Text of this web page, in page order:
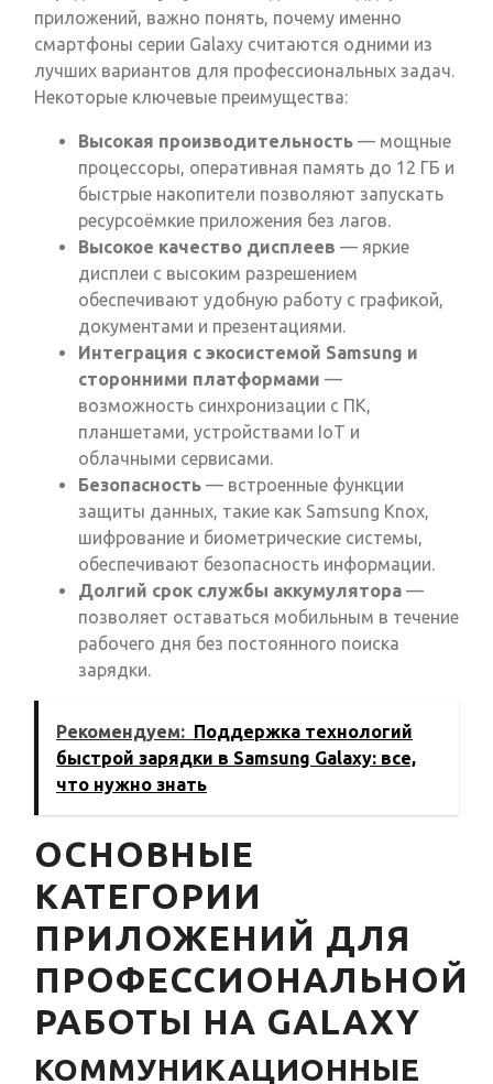
приложений, важно понять, почему именно
смартфоны серии Galaxy считаются одними из
лучших вариантов для профессиональных задач.
Некоторые ключевые преимущества:
Высокая производительность — мощные
процессоры, оперативная память до 12 ГБ и
быстрые накопители позволяют запускать
ресурсоёмкие приложения без лагов.
Высокое качество дисплеев — яркие
дисплеи с высоким разрешением
обеспечивают удобную работу с графикой,
документами и презентациями.
Интеграция с экосистемой Samsung и
сторонними платформами —
возможность синхронизации с ПК,
планшетами, устройствами IoT и
облачными сервисами.
Безопасность — встроенные функции
защиты данных, такие как Samsung Knox,
шифрование и биометрические системы,
обеспечивают безопасность информации.
Долгий срок службы аккумулятора —
позволяет оставаться мобильным в течение
рабочего дня без постоянного поиска
зарядки.
Рекомендуем: Поддержка технологий
быстрой зарядки в Samsung Galaxy: все,
что нужно знать
ОСНОВНЫЕ
КАТЕГОРИИ
ПРИЛОЖЕНИЙ ДЛЯ
ПРОФЕССИОНАЛЬНОЙ
РАБОТЫ НА GALAXY
КОММУНИКАЦИОННЫЕ